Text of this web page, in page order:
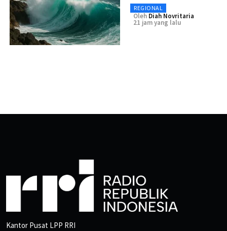
REGIONAL
Oleh Diah Novritaria
21 jam yang lalu
Kantor Pusat LPP RRI